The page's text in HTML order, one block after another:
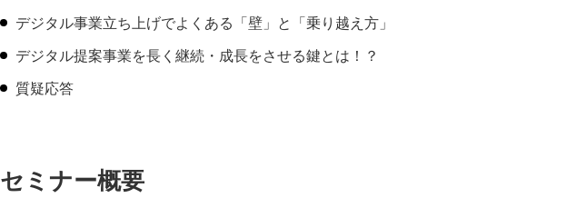
デジタル事業立ち上げでよくある「壁」と「乗り越え方」
デジタル提案事業を長く継続・成長をさせる鍵とは！？
質疑応答
セミナー概要